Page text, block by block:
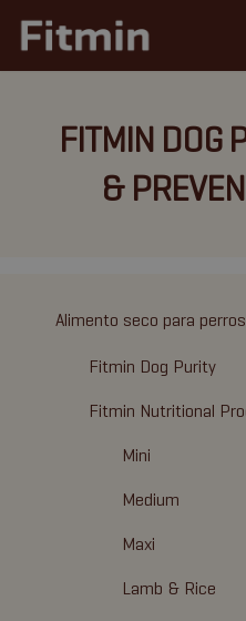
FITMIN DOG
&
Alimento seco para perros
Fitmin Dog Purity
Fitmin Nutritional
Mini
Medium
Maxi
Lamb & Rice